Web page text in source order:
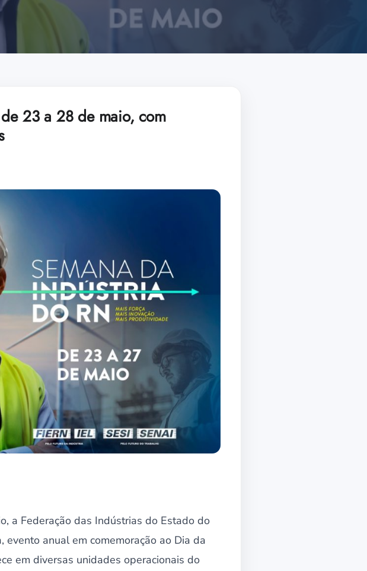
23 a 28 de maio, com
a Federação das Indústrias do Estado do
evento anual em comemoração ao Dia da
em diversas unidades operacionais do